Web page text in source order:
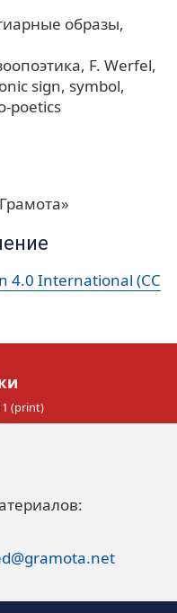
образы
F. Werfel
sign symbol
poetics
4.0 International (CC
(print)